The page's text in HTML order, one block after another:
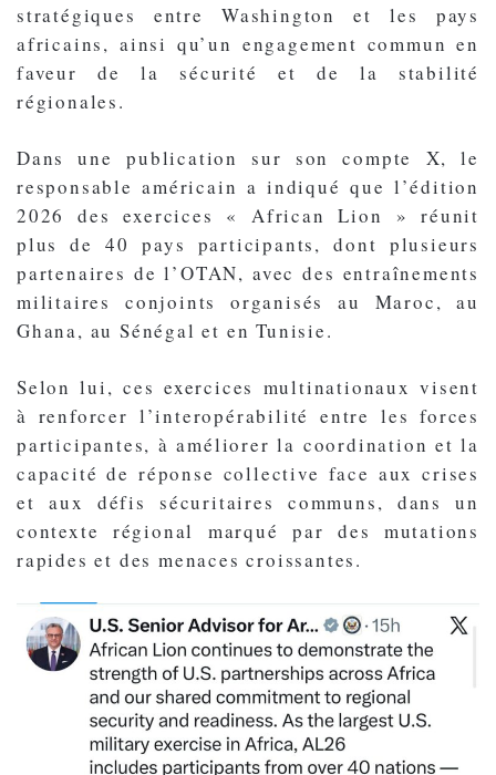
stratégiques entre Washington et les pays
africains, ainsi qu’un engagement commun en
faveur de la sécurité et de la stabilité
régionales.
Dans une publication sur son compte X, le
responsable américain a indiqué que l’édition
2026 des exercices « African Lion » réunit
plus de 40 pays participants, dont plusieurs
partenaires de l’OTAN, avec des entraînements
militaires conjoints organisés au Maroc, au
Ghana, au Sénégal et en Tunisie.
Selon lui, ces exercices multinationaux visent
à renforcer l’interopérabilité entre les forces
participantes, à améliorer la coordination et la
capacité de réponse collective face aux crises
et aux défis sécuritaires communs, dans un
contexte régional marqué par des mutations
rapides et des menaces croissantes.